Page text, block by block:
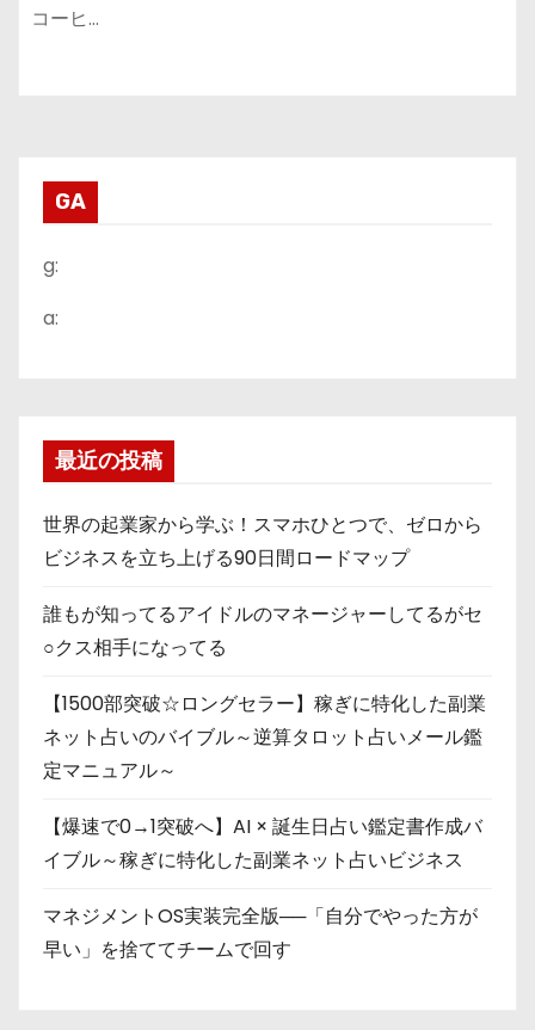
コーヒ…
GA
g:
a:
最近の投稿
世界の起業家から学ぶ！スマホひとつで、ゼロから
ビジネスを立ち上げる90日間ロードマップ
誰もが知ってるアイドルのマネージャーしてるがセ
○クス相手になってる
【1500部突破☆ロングセラー】稼ぎに特化した副業
ネット占いのバイブル～逆算タロット占いメール鑑
定マニュアル～
【爆速で0→1突破へ】AI × 誕生日占い鑑定書作成バ
イブル～稼ぎに特化した副業ネット占いビジネス
マネジメントOS実装完全版──「自分でやった方が
早い」を捨ててチームで回す